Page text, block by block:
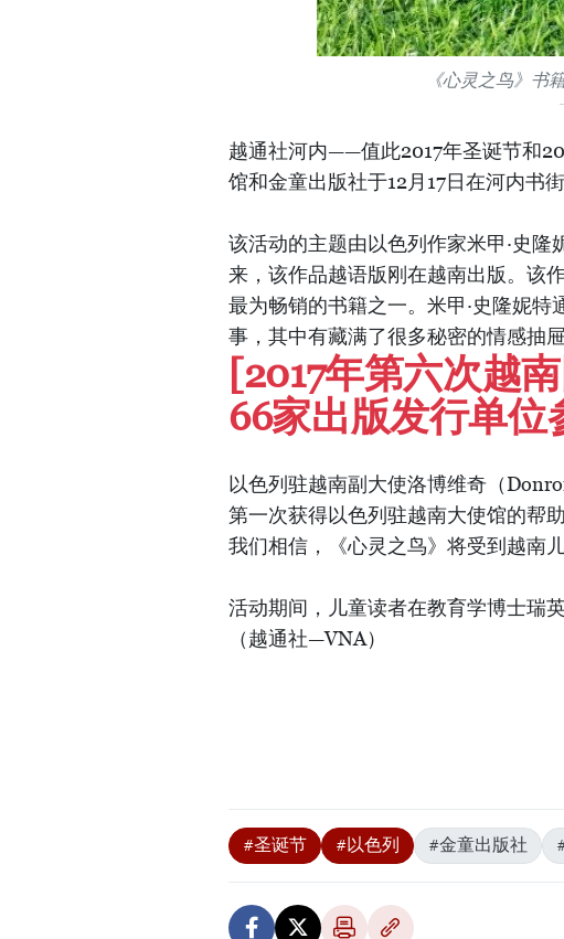
《心灵之鸟》书
越通社河内——值此2017年圣诞节和
馆和金童出版社于12月17日在河内书
该活动的主题由以色列作家米甲·史
来，该作品越语版刚在越南出版。该
最为畅销的书籍之一。米甲·史隆妮
事，其中有藏满了很多秘密的情感抽
[2017年第六次越
66家出版发行单位
以色列驻越南副大使洛博维奇（
第一次获得以色列驻越南大使馆的帮
我们相信，《心灵之鸟》将受到越南
活动期间，儿童读者在教育学博士瑞
（越通社—VNA）
#圣诞节 #以色列 #金童出版社